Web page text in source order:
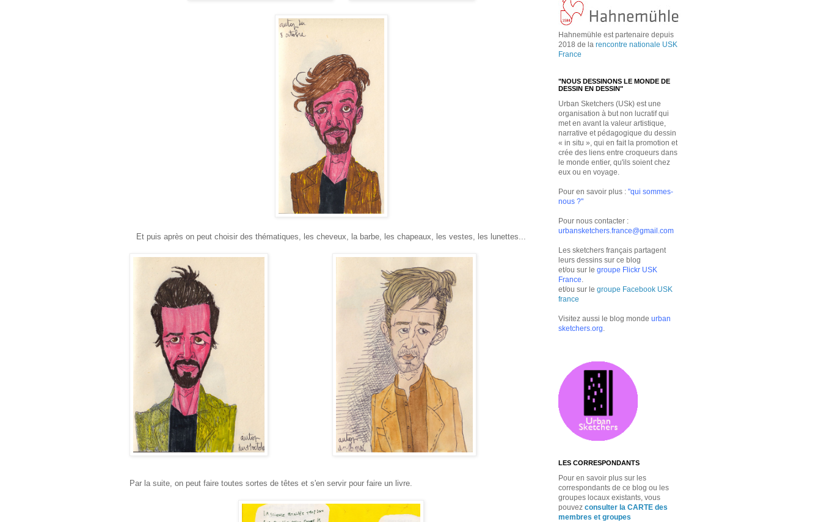
Et puis après on peut choisir des thématiques, les cheveux, la barbe, les chapeaux, les vestes, les lunettes...
Par la suite, on peut faire toutes sortes de têtes et s'en servir pour faire un livre.
Hahnemühle est partenaire depuis
2018 de la rencontre nationale USK
France
"NOUS DESSINONS LE MONDE DE
DESSIN EN DESSIN"
Urban Sketchers (USk) est une
organisation à but non lucratif qui
met en avant la valeur artistique,
narrative et pédagogique du dessin
« in situ », qui en fait la promotion et
crée des liens entre croqueurs dans
le monde entier, qu'ils soient chez
eux ou en voyage.
Pour en savoir plus : "qui sommes-
nous ?"
Pour nous contacter :
urbansketchers.france@gmail.com
Les sketchers français partagent
leurs dessins sur ce blog
et/ou sur le groupe Flickr USK
France
et/ou sur le groupe Facebook USK
france
Visitez aussi le blog monde urban
sketchers.org
LES CORRESPONDANTS
Pour en savoir plus sur les
correspondants de ce blog ou les
groupes locaux existants, vous
pouvez consulter la CARTE des
membres et groupes